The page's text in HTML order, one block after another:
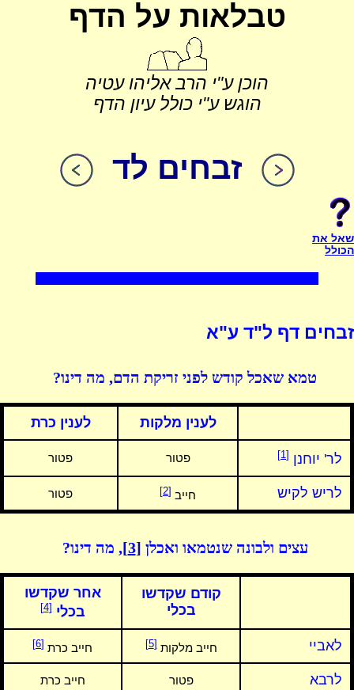
טבלאות על הדף
הוכן ע"י הרב אליהו עטיה
הוגש ע"י כולל עיון הדף
זבחים לד
שאל את
הכולל
זבחים דף ל"ד ע"א
טמא שאכל קודש לפני זריקת הדם, מה דינו?
לענין מלקות לענין כרת
לר' יוחנן [1] פטור פטור
לריש לקיש חייב [2] פטור
עצים ולבונה שנטמאו ואכלן [3] , מה דינו?
קודם שקדשו
בכלי
אחר שקדשו
בכלי[4]
לאביי חייב מלקות[5] חייב כרת [6]
לרבא פטור חייב כרת